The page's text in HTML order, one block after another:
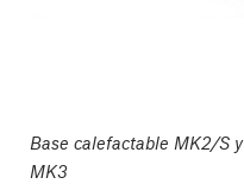
Base calefactable MK2/S y
MK3